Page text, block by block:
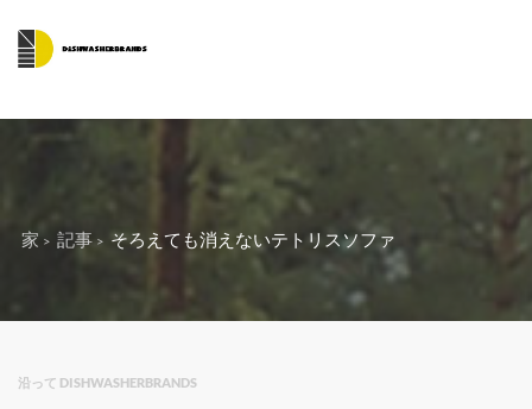
家 記事 そろえても消えないテトリスソファ
沿って DISHWASHERBRANDS